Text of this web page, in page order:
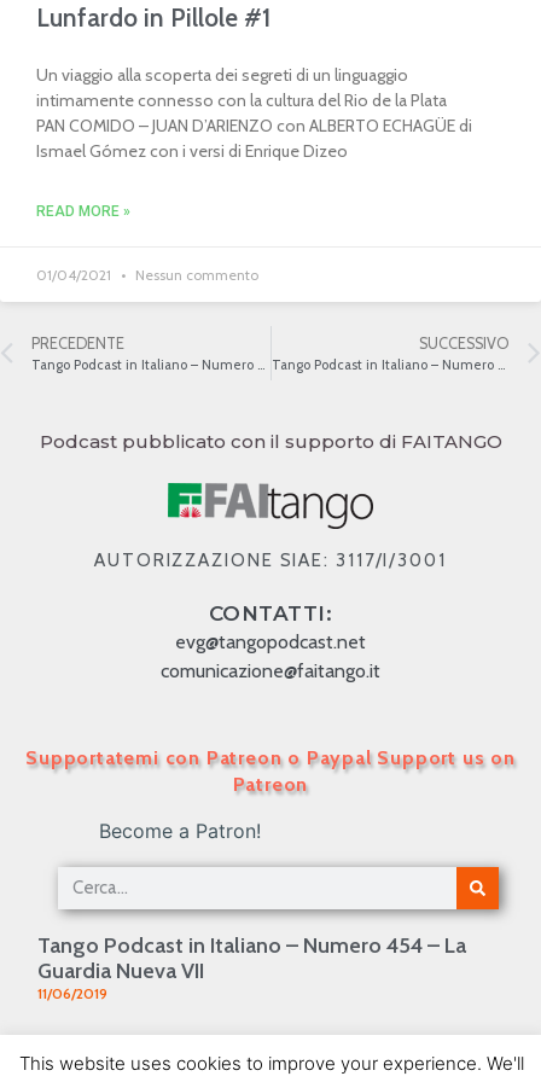
Lunfardo in Pillole #1
Un viaggio alla scoperta dei segreti di un linguaggio
intimamente connesso con la cultura del Rio de la Plata
PAN COMIDO – JUAN D’ARIENZO con ALBERTO ECHAGÜE di
Ismael Gómez con i versi di Enrique Dizeo
READ MORE »
01/04/2021 Nessun commento
PRECEDENTE SUCCESSIVO
Podcast pubblicato con il supporto di FAITANGO
AUTORIZZAZIONE SIAE: 3117/I/3001
CONTATTI:
evg@tangopodcast.net
comunicazione@faitango.it
Supportatemi con Patreon o Paypal Support us on
Patreon
Become a Patron!
Tango Podcast in Italiano – Numero 454 – La
Guardia Nueva VII
11/06/2019
Tango Podcast in Italiano – Numero 76 –
This website uses cookies to improve your experience. We'll